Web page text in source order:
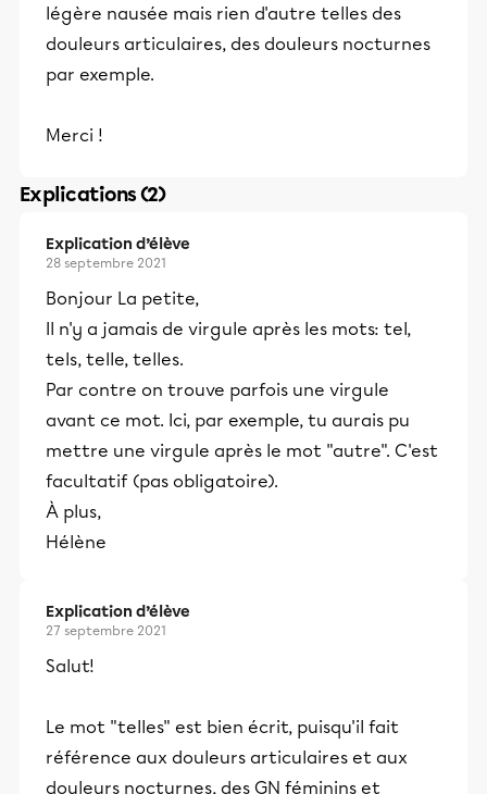
légère nausée mais rien d'autre telles des
douleurs articulaires, des douleurs nocturnes
par exemple.
Merci !
Explications (2)
Explication d’élève
28 septembre 2021
Bonjour La petite,
Il n'y a jamais de virgule après les mots: tel,
tels, telle, telles.
Par contre on trouve parfois une virgule
avant ce mot. Ici, par exemple, tu aurais pu
mettre une virgule après le mot "autre". C'est
facultatif (pas obligatoire).
À plus,
Hélène
Explication d’élève
27 septembre 2021
Salut!
Le mot "telles" est bien écrit, puisqu'il fait
référence aux douleurs articulaires et aux
douleurs nocturnes, des GN féminins et